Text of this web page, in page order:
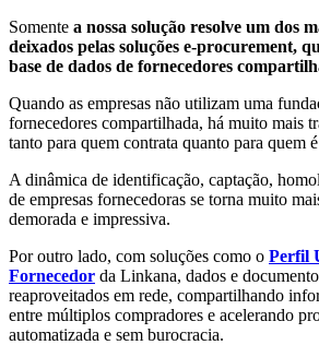
Somente a nossa solução resolve um dos
deixados pelas soluções e-procurement,
base de dados de fornecedores
Quando as empresas não utilizam uma
fornecedores compartilhada, há muito mais
tanto para quem contrata quanto para quem
A dinâmica de identificação, captação,
de empresas fornecedoras se torna muito
demorada e impressiva.
Por outro lado, com soluções como o Perfil
Fornecedor da Linkana, dados e
reaproveitados em rede, compartilhando
entre múltiplos compradores e acelerando
automatizada e sem burocracia.